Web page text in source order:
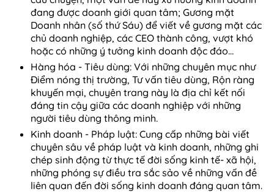
đang được doanh giới quan tâm; Gương mặt
Doanh nhân (số thứ Sáu) để viết về gương mặt các
chủ doanh nghiệp, các CEO thành công, vượt khó
hoặc có những ý tưởng kinh doanh độc đáo…
Hàng hóa - Tiêu dùng: Với những chuyên mục như
Điểm nóng thị trường, Tư vấn tiêu dùng, Rộn ràng
khuyến mại, chuyên trang này là địa chỉ kết nối
đáng tin cậy giữa các doanh nghiệp với những
người tiêu dùng thông minh.
Kinh doanh - Pháp luật: Cung cấp những bài viết
chuyên sâu về pháp luật và kinh doanh, những ghi
chép sinh động từ thực tế đời sống kinh tế- xã hội,
những phóng sự điều tra sắc sảo về những vấn đề
liên quan đến đời sống kinh doanh đáng quan tâm.